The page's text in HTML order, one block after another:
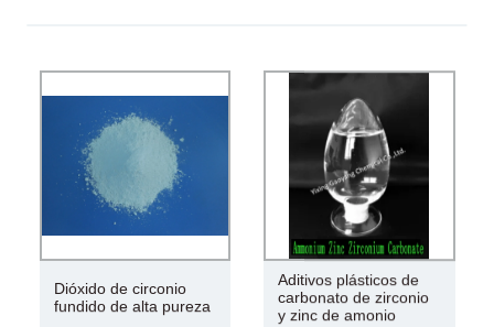
Dióxido de circonio
fundido de alta pureza
Aditivos plásticos de
carbonato de zirconio
y zinc de amonio